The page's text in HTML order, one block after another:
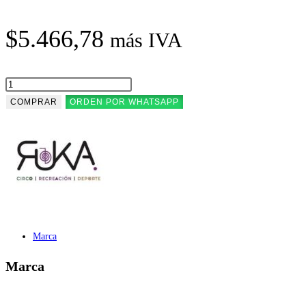
$5.466,78 más IVA
TERMO
SAMBA
cantidad
COMPRAR ORDEN POR WHATSAPP
Marca
Marca